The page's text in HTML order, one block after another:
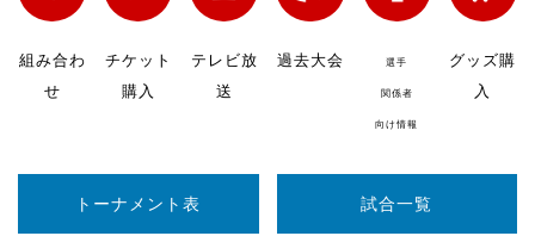
組み合わ
せ
チケット
購入
テレビ放
送
過去大会 選手
関係者
向け情報
グッズ購
入
トーナメント表 試合一覧